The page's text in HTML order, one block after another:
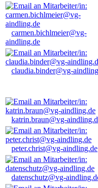
carmen.bichlmeier@vg-
aindling.de
claudia.binder@vg-
katrin.braun@vg-
peter.christ@vg-aindling.de
datenschutz@vg-